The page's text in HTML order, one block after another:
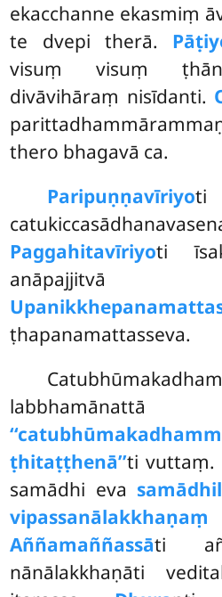
ekacchanne ekasmiṃ
te dvepi therā.
visuṃ visuṃ
divāvihāraṃ nisīdanti.
thero bhagavā ca.
Paripuṇṇavīriyoti
Paggahitavīriyoti
anāpajjitvā
ṭhapanamattasseva.
ṭhitaṭṭhenā’’ti vuttaṃ.
samādhi eva
vipassanālakkhaṇaṃ
Aññamaññassāti
nānālakkhaṇāti